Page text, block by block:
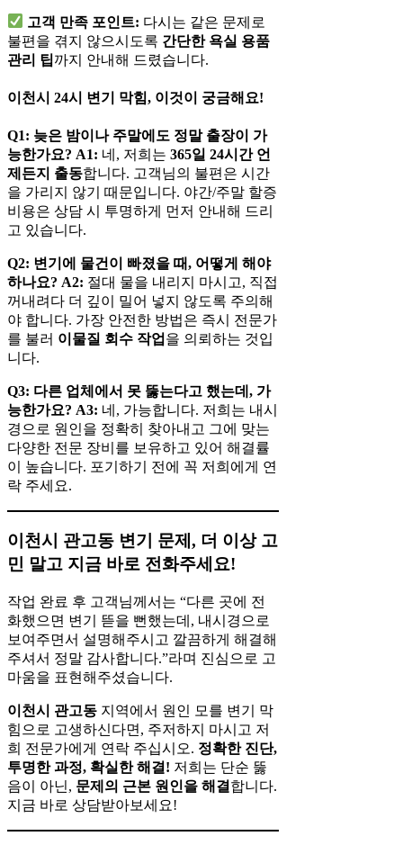
고객 만족 포인트: 다시는 같은 문제로
불편을 겪지 않으시도록 간단한 욕실 용품
관리 팁까지 안내해 드렸습니다.
이천시 24시 변기 막힘, 이것이 궁금해요!
Q1: 늦은 밤이나 주말에도 정말 출장이 가
능한가요? A1: 네, 저희는 365일 24시간 언
제든지 출동합니다. 고객님의 불편은 시간
을 가리지 않기 때문입니다. 야간/주말 할증
비용은 상담 시 투명하게 먼저 안내해 드리
고 있습니다.
Q2: 변기에 물건이 빠졌을 때, 어떻게 해야
하나요? A2: 절대 물을 내리지 마시고, 직접
꺼내려다 더 깊이 밀어 넣지 않도록 주의해
야 합니다. 가장 안전한 방법은 즉시 전문가
를 불러 이물질 회수 작업 을 의뢰하는 것입
니다.
Q3: 다른 업체에서 못 뚫는다고 했는데, 가
능한가요? A3: 네, 가능합니다. 저희는 내시
경으로 원인을 정확히 찾아내고 그에 맞는
다양한 전문 장비를 보유하고 있어 해결률
이 높습니다. 포기하기 전에 꼭 저희에게 연
락 주세요.
이천시 관고동 변기 문제, 더 이상 고
민 말고 지금 바로 전화주세요!
작업 완료 후 고객님께서는 “다른 곳에 전
화했으면 변기 뜯을 뻔했는데, 내시경으로
보여주면서 설명해주시고 깔끔하게 해결해
주셔서 정말 감사합니다.”라며 진심으로 고
마움을 표현해주셨습니다.
이천시 관고동 지역에서 원인 모를 변기 막
힘으로 고생하신다면, 주저하지 마시고 저
희 전문가에게 연락 주십시오. 정확한 진단,
투명한 과정, 확실한 해결! 저희는 단순 뚫
음이 아닌, 문제의 근본 원인을 해결 합니다.
지금 바로 상담받아보세요!